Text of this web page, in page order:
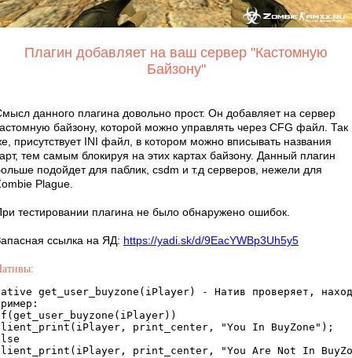
Плагин добавляет на ваш сервер "Кастомную
Байзону"
данного плагина довольно прост. Он добавляет на сервер
байзону, которой можно управлять через CFG файл. Так
присутствует INI файл, в котором можно вписывать названия
тем самым блокируя на этих картах байзону. Данный плагин
подойдет для паблик, csdm и т.д серверов, нежели для
Plague.
тестировании плагина не было обнаружено ошибок.
ссылка на ЯД: https://yadi.sk/d/9EacYWBp3Uh5y5
get_user_buyzone(iPlayer) - Натив проверяет,
print_center, "You In BuyZone");
print_center, "You Are Not In